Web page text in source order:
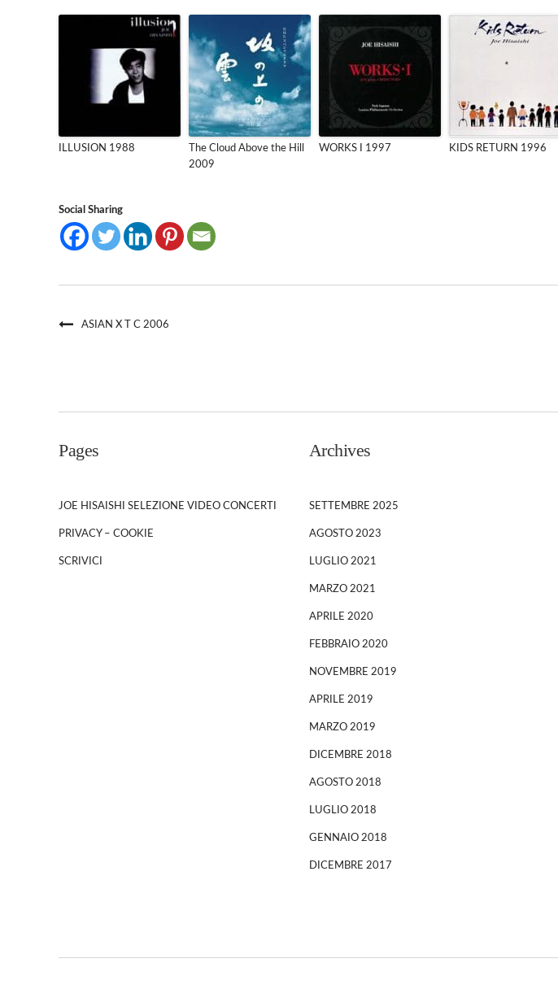
ILLUSION 1988
The Cloud Above the Hill
2009
WORKS I 1997 KIDS RETURN 1996
Social Sharing
ASIAN X T C 2006
Pages
JOE HISAISHI SELEZIONE VIDEO CONCERTI
PRIVACY – COOKIE
SCRIVICI
Archives
SETTEMBRE 2025
AGOSTO 2023
LUGLIO 2021
MARZO 2021
APRILE 2020
FEBBRAIO 2020
NOVEMBRE 2019
APRILE 2019
MARZO 2019
DICEMBRE 2018
AGOSTO 2018
LUGLIO 2018
GENNAIO 2018
DICEMBRE 2017